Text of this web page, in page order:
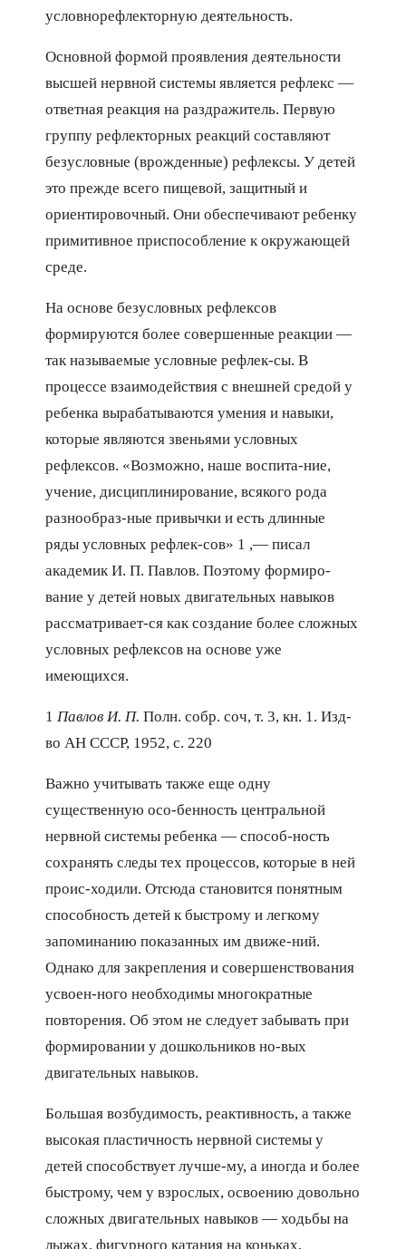
условнорефлекторную деятельность.
Основной формой проявления деятельности
высшей нервной системы является рефлекс —
ответная реакция на раздражитель. Первую
группу рефлекторных реакций составляют
безусловные (врожденные) рефлексы. У детей
это прежде всего пищевой, защитный и
ориентировочный. Они обеспечивают ребенку
примитивное приспособление к окружающей
среде.
На основе безусловных рефлексов
формируются более совершенные реакции —
так называемые условные рефлек-сы. В
процессе взаимодействия с внешней средой у
ребенка вырабатываются умения и навыки,
которые являются звеньями условных
рефлексов. «Возможно, наше воспита-ние,
учение, дисциплинирование, всякого рода
разнообраз-ные привычки и есть длинные
ряды условных рефлек-сов» 1 ,— писал
академик И. П. Павлов. Поэтому формиро-
вание у детей новых двигательных навыков
рассматривает-ся как создание более сложных
условных рефлексов на основе уже
имеющихся.
1 Павлов И. П. Полн. собр. соч, т. 3, кн. 1. Изд-
во АН СССР, 1952, с. 220
Важно учитывать также еще одну
существенную осо-бенность центральной
нервной системы ребенка — способ-ность
сохранять следы тех процессов, которые в ней
проис-ходили. Отсюда становится понятным
способность детей к быстрому и легкому
запоминанию показанных им движе-ний.
Однако для закрепления и совершенствования
усвоен-ного необходимы многократные
повторения. Об этом не следует забывать при
формировании у дошкольников но-вых
двигательных навыков.
Большая возбудимость, реактивность, а также
высокая пластичность нервной системы у
детей способствует лучше-му, а иногда и более
быстрому, чем у взрослых, освоению довольно
сложных двигательных навыков — ходьбы на
лыжах, фигурного катания на коньках,